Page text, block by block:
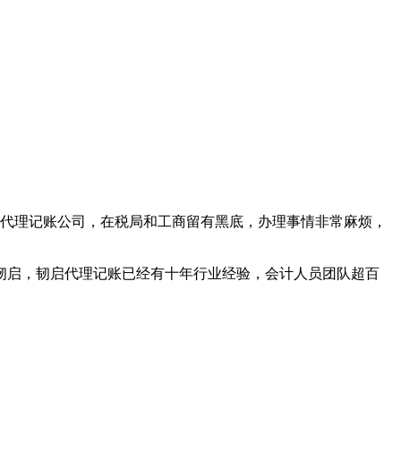
记账公司，在税局和工商留有黑底，办理事情非常麻烦，
，韧启代理记账已经有十年行业经验，会计人员团队超百